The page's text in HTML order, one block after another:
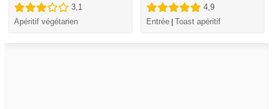
3,1
Apéritif végétarien
4,9
Entrée Toast apéritif